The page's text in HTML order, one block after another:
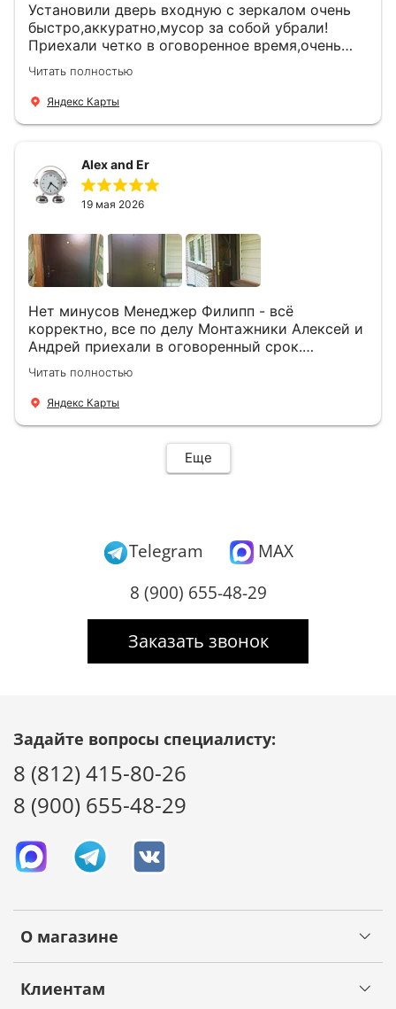
Установили дверь входную с зеркалом очень
быстро,аккуратно,мусор за собой убрали!
Приехали четко в оговоренное время,очень
вежливые,деликатные рабочие .Все
понравилось и дверь ,и работа и цена!
Читать полностью
Яндекс Карты
Alex and Er
19 мая 2026
Нет минусов Менеджер Филипп - всё
корректно, все по делу Монтажники Алексей и
Андрей приехали в оговоренный срок.
Демонтировали старую дверь и установили
новую буквально за час Быстро и качественно
+ нормальные цены Всем большое спасибо
Читать полностью
Яндекс Карты
Еще
Telegram
MAX
8 (900) 655-48-29
Заказать звонок
О магазине
Клиентам
Задайте вопросы специалисту:
8 (812) 415-80-26
8 (900) 655-48-29